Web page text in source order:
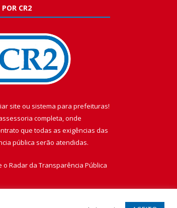
CR2
site ou sistema para prefeituras!
completa, onde
que todas as exigências das
pública serão atendidas.
o Radar da Transparência Pública